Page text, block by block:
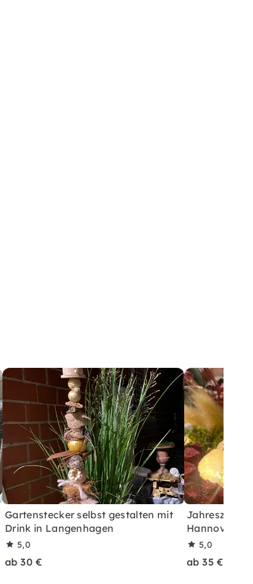
Gartenstecker selbst gestalten mit
Drink in Langenhagen
5,0
ab 30 €
Jahreszeiten
Hannover
5,0
ab 35 €